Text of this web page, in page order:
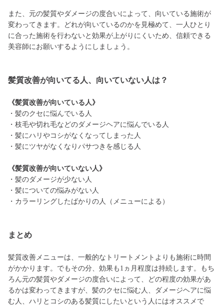
また、元の髪質やダメージの度合いによって、向いている施術が
変わってきます。どれが向いているのかを見極めて、一人ひとり
に合った施術を行わないと効果が上がりにくいため、信頼できる
美容師にお願いするようにしましょう。
髪質改善が向いてる人、向いていない人は？
《髪質改善が向いている人》
・髪のクセに悩んでいる人
・枝毛や切れ毛などのダメージヘアに悩んでいる人
・髪にハリやコシがなくなってしまった人
・髪にツヤがなくなりパサつきを感じる人
《髪質改善が向いていない人》
・髪のダメージが少ない人
・髪についての悩みがない人
・カラーリングしたばかりの人（メニューによる）
まとめ
髪質改善メニューは、一般的なトリートメントよりも施術に時間
がかかります。でもその分、効果も1ヵ月程度は持続します。もち
ろん元の髪質やダメージの度合いによって、どの程度の効果があ
るかは変わってきますが、髪のクセに悩む人、ダメージヘアに悩
む人、ハリとコシのある髪質にしたいという人にはオススメで